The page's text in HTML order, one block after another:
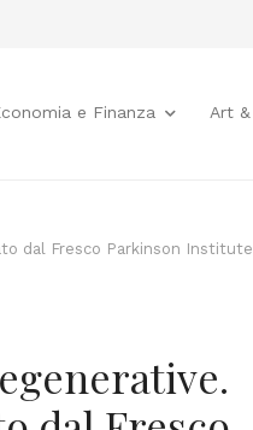
e Finanza Art
dal Fresco Parkinson